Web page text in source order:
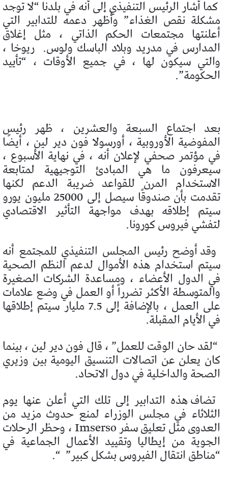
كما أشار الرئيس التنفيذي إلى أنه في بلدنا “لا توجد
مشكلة نقص الغذاء” وأظهر دعمه للتدابير التي
أعلنتها مجتمعات الحكم الذاتي ، مثل إغلاق
المدارس في مدريد وبلاد الباسك ولوس. ريوخا ،
والتي سيكون لها ، في جميع الأوقات ، “تأييد
الحكومة”.
بعد اجتماع السبعة والعشرين ، ظهر رئيس
المفوضية الأوروبية ، أورسولا فون دير لين ، أيضًا
في مؤتمر صحفي لإعلان أنه ، في نهاية الأسبوع ،
سيعرفون ما هي المبادئ التوجيهية لمتابعة
الاستخدام المرن للقواعد ضريبة الدعم لكنها
تقدمت بأن صندوقًا سيصل إلى 25000 مليون يورو
سيتم إطلاقه بهدف مواجهة التأثير الاقتصادي
لتفشي فيروس كورونا.
وقد أوضح رئيس المجلس التنفيذي للمجتمع أنه
سيتم استخدام هذه الأموال لدعم النظم الصحية
في الدول الأعضاء ، ومساعدة الشركات الصغيرة
والمتوسطة الأكثر تضرراً أو العمل في وضع علامات
على العمل ، بالإضافة إلى 7.5 مليار سيتم إطلاقها
في الأيام المقبلة.
“لقد حان الوقت للعمل” ، قال فون دير لين ، بينما
كان يعلن عن اتصالات التنسيق اليومية بين وزيري
الصحة والداخلية في دول الاتحاد.
تضاف هذه التدابير إلى تلك التي أعلن عنها يوم
الثلاثاء في مجلس الوزراء لمنع حدوث مزيد من
العدوى مثل تعليق سفر Imserso ، وحظر الرحلات
الجوية من إيطاليا وتقييد الأعمال الجماعية في
“مناطق انتقال الفيروس بشكل كبير” “.